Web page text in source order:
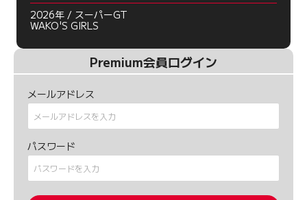
2026年 / スーパーGT
WAKO'S GIRLS
Premium会員ログイン
メールアドレス
パスワード